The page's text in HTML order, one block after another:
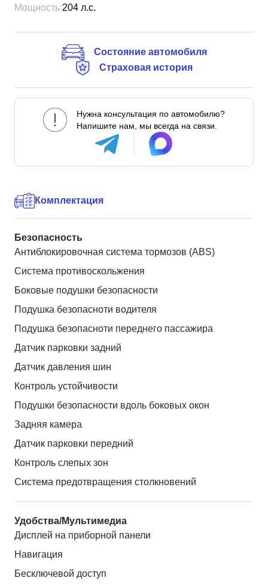
Мощность:204 л.с.
Состояние автомобиля
Страховая история
Нужна консультация по автомобилю?
Напишите нам, мы всегда на связи.
Комплектация
Безопасность
Антиблокировочная система тормозов (ABS)
Система противоскольжения
Боковые подушки безопасности
Подушка безопасноти водителя
Подушка безопасноти переднего пассажира
Датчик парковки задний
Датчик давления шин
Контроль устойчивости
Подушки безопасности вдоль боковых окон
Задняя камера
Датчик парковки передний
Контроль слепых зон
Система предотвращения столкновений
Удобства/Мультимедиа
Дисплей на приборной панели
Навигация
Бесключевой доступ